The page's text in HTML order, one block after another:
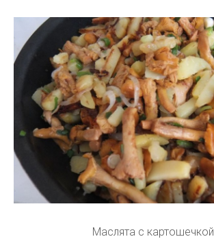
Маслята с картошечкой